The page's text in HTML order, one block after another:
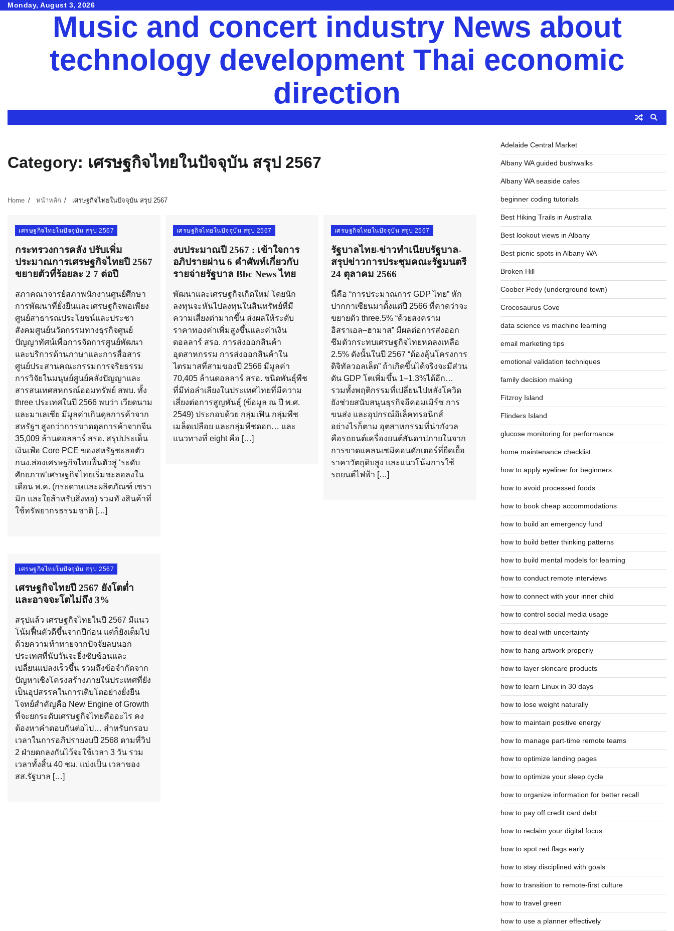
SkipMonday, August 3, 2026
Music and concert industry News about
technology development Thai economic
direction
Category: เศรษฐกิจไทยในปัจจุบัน สรุป 2567
Home หน้าหลัก เศรษฐกิจไทยในปัจจุบัน สรุป 2567
เศรษฐกิจไทยในปัจจุบัน สรุป 2567
กระทรวงการคลัง ปรับเพิ่ม
ประมาณการเศรษฐกิจไทยปี 2567
ขยายตัวที่ร้อยละ 2 7 ต่อปี
สภาคณาจารย์สภาพนักงานศูนย์ศึกษา
การพัฒนาที่ยั่งยืนและเศรษฐกิจพอเพียง
ศูนย์สาธารณประโยชน์และประชา
สังคมศูนย์นวัตกรรมทางธุรกิจศูนย์
ปัญญาทัศน์เพื่อการจัดการศูนย์พัฒนา
และบริการด้านภาษาและการสื่อสาร
ศูนย์ประสานคณะกรรมการจริยธรรม
การวิจัยในมนุษย์ศูนย์คลังปัญญาและ
สารสนเทศสหกรณ์ออมทรัพย์ สพบ. ทั้ง
three ประเทศในปี 2566 พบว่า เวียดนาม
และมาเลเซีย มีมูลค่าเกินดุลการค้าจาก
สหรัฐฯ สูงกว่าการขาดดุลการค้าจากจีน
35,009 ล้านดอลลาร์ สรอ. สรุปประเด็น
เงินเฟ้อ Core PCE ของสหรัฐชะลอตัว
กนง.ส่องเศรษฐกิจไทยฟื้นตัวสู่ ‘ระดับ
ศักยภาพ‘เศรษฐกิจไทยเริ่มชะลอลงใน
เดือน พ.ค. (กระดาษและผลิตภัณฑ์ เซรา
มิก และใยส้าหรับสิ่งทอ) รวมทั งสินค้าที่
ใช้ทรัพยากรธรรมชาติ […]
เศรษฐกิจไทยในปัจจุบัน สรุป 2567
งบประมาณปี 2567 : เข้าใจการ
อภิปรายผ่าน 6 คำศัพท์เกี่ยวกับ
รายจ่ายรัฐบาล Bbc News ไทย
พัฒนาและเศรษฐกิจเกิดใหม่ โดยนัก
ลงทุนจะหันไปลงทุนในสินทรัพย์ที่มี
ความเสี่ยงต่ามากขึ้น ส่งผลให้ระดับ
ราคาทองค่าเพิ่มสูงขึ้นและค่าเงิน
ดอลลาร์ สรอ. การส่งออกสินค้า
อุตสาหกรรม การส่งออกสินค้าใน
ไตรมาสที่สามของปี 2566 มีมูลค่า
70,405 ล้านดอลลาร์ สรอ. ชนิดพันธุ์พืช
ที่มีท่อลำเลียงในประเทศไทยที่มีความ
เสี่ยงต่อการสูญพันธุ์ (ข้อมูล ณ ปี พ.ศ.
2549) ประกอบด้วย กลุ่มเฟิน กลุ่มพืช
เมล็ดเปลือย และกลุ่มพืชดอก… และ
แนวทางที่ eight คือ […]
เศรษฐกิจไทยในปัจจุบัน สรุป 2567
รัฐบาลไทย-ข่าวทำเนียบรัฐบาล-
สรุปข่าวการประชุมคณะรัฐมนตรี
24 ตุลาคม 2566
นี่คือ “การประมาณการ GDP ไทย” หัก
ปากกาเซียนมาตั้งแต่ปี 2566 ที่คาดว่าจะ
ขยายตัว three.5% “ด้วยสงคราม
อิสราเอล–ฮามาส” มีผลต่อการส่งออก
ซึมตัวกระทบเศรษฐกิจไทยหดลงเหลือ
2.5% ดังนั้นในปี 2567 “ต้องลุ้นโครงการ
ดิจิทัลวอลเล็ต” ถ้าเกิดขึ้นได้จริงจะมีส่วน
ดัน GDP โตเพิ่มขึ้น 1–1.3%ได้อีก…
รวมทั้งพฤติกรรมที่เปลี่ยนไปหลังโควิด
ยังช่วยสนับสนุนธุรกิจอีคอมเมิร์ซ การ
ขนส่ง และอุปกรณ์อิเล็คทรอนิกส์
อย่างไรก็ตาม อุตสาหกรรมที่น่ากังวล
คือรถยนต์เครื่องยนต์สันดาปภายในจาก
การขาดแคลนเซมิคอนดักเตอร์ที่ยืดเยื้อ
ราคาวัตถุดิบสูง และแนวโน้มการใช้
รถยนต์ไฟฟ้า […]
เศรษฐกิจไทยในปัจจุบัน สรุป 2567
เศรษฐกิจไทยปี 2567 ยังโตต่ำ
และอาจจะโตไม่ถึง 3%
สรุปแล้ว เศรษฐกิจไทยในปี 2567 มีแนว
โน้มฟื้นตัวดีขึ้นจากปีก่อน แต่ก็ยังเต็มไป
ด้วยความท้าทายจากปัจจัยลบนอก
ประเทศที่นับวันจะยิ่งซับซ้อนและ
เปลี่ยนแปลงเร็วขึ้น รวมถึงข้อจำกัดจาก
ปัญหาเชิงโครงสร้างภายในประเทศที่ยัง
เป็นอุปสรรคในการเติบโตอย่างยั่งยืน
โจทย์สำคัญคือ New Engine of Growth
ที่จะยกระดับเศรษฐกิจไทยคืออะไร คง
ต้องหาคำตอบกันต่อไป… สำหรับกรอบ
เวลาในการอภิปรายงบปี 2568 ตามที่วิป
2 ฝ่ายตกลงกันไว้จะใช้เวลา 3 วัน รวม
เวลาทั้งสิ้น 40 ชม. แบ่งเป็น เวลาของ
สส.รัฐบาล […]
Adelaide Central Market
Albany WA guided bushwalks
Albany WA seaside cafes
beginner coding tutorials
Best Hiking Trails in Australia
Best lookout views in Albany
Best picnic spots in Albany WA
Broken Hill
Coober Pedy (underground town)
Crocosaurus Cove
data science vs machine learning
email marketing tips
emotional validation techniques
family decision making
Fitzroy Island
Flinders Island
glucose monitoring for performance
home maintenance checklist
how to apply eyeliner for beginners
how to avoid processed foods
how to book cheap accommodations
how to build an emergency fund
how to build better thinking patterns
how to build mental models for learning
how to conduct remote interviews
how to connect with your inner child
how to control social media usage
how to deal with uncertainty
how to hang artwork properly
how to layer skincare products
how to learn Linux in 30 days
how to lose weight naturally
how to maintain positive energy
how to manage part-time remote teams
how to optimize landing pages
how to optimize your sleep cycle
how to organize information for better recall
how to pay off credit card debt
how to reclaim your digital focus
how to spot red flags early
how to stay disciplined with goals
how to transition to remote-first culture
how to travel green
how to use a planner effectively